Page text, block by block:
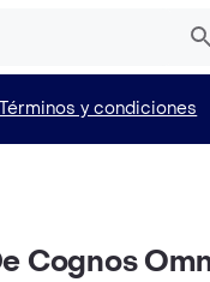
Términos y condiciones
Cognos